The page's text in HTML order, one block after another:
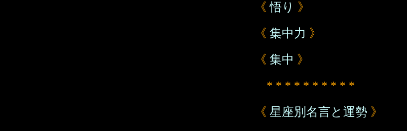
《悟り 》
《 集中力 》
《 集中 》
* * * * * * * * * *
《 星座別名言と運勢 》